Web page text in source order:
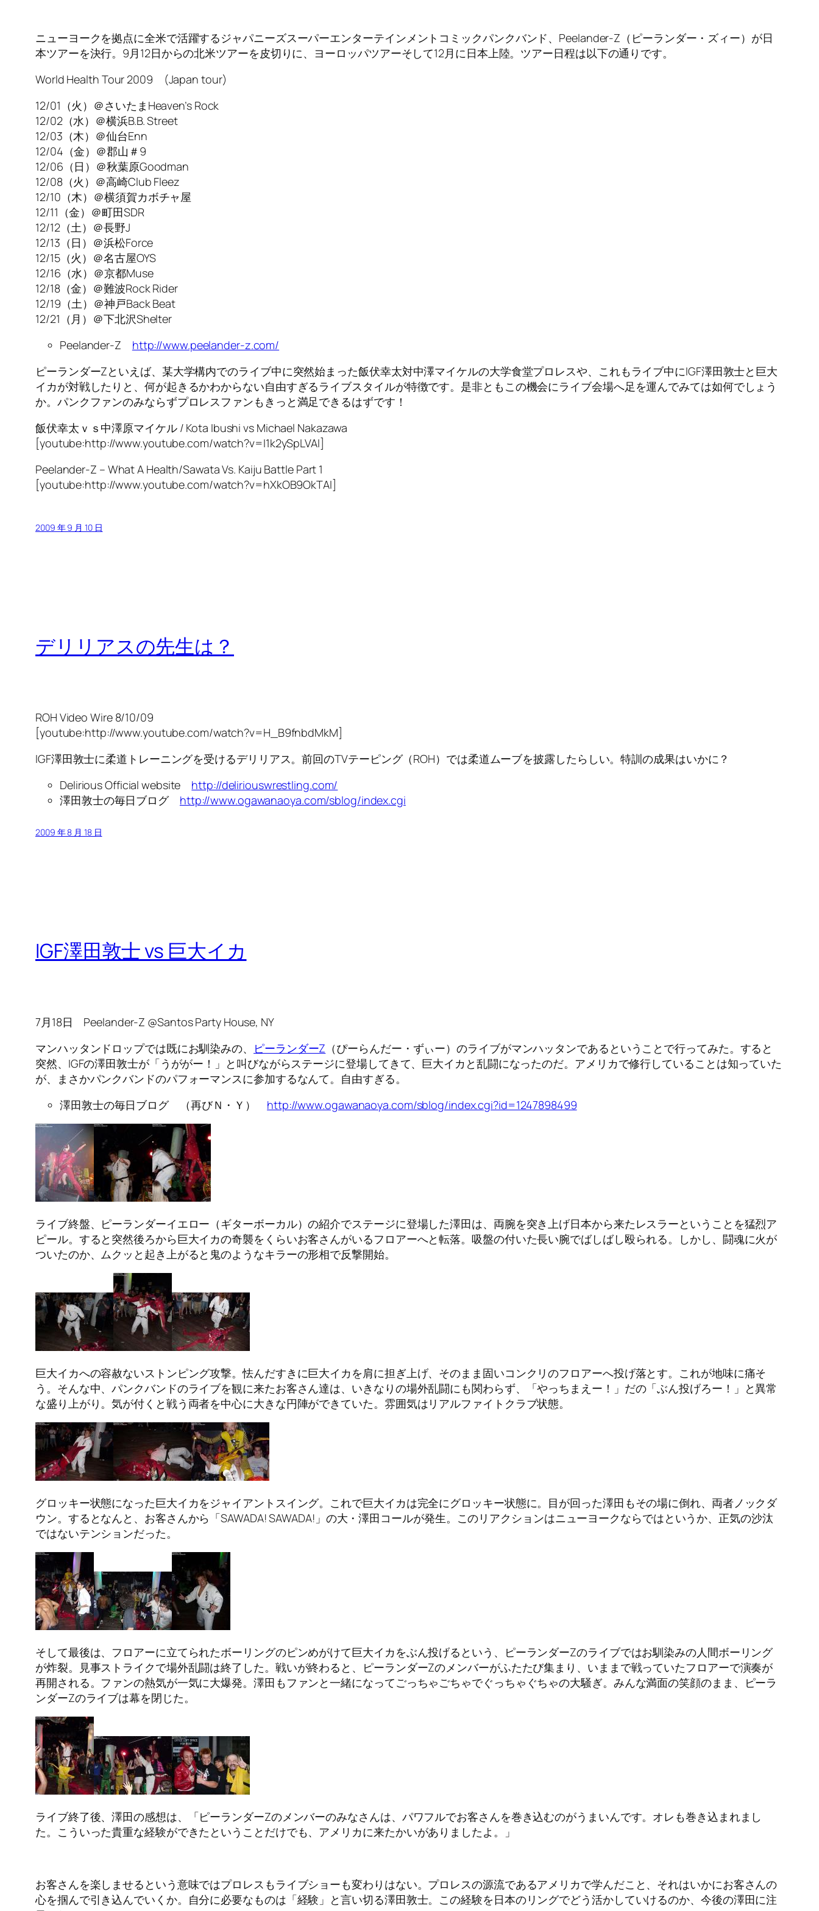
ニューヨークを拠点に全米で活躍するジャパニーズスーパーエンターテインメントコミックパンクバンド、Peelander-Z（ピーランダー・ズィー）が日
本ツアーを決行。9月12日からの北米ツアーを皮切りに、ヨーロッパツアーそして12月に日本上陸。ツアー日程は以下の通りです。
World Health Tour 2009 (Japan tour)
12/01（火）＠さいたまHeaven’s Rock
12/02（水）＠横浜B.B. Street
12/03（木）＠仙台Enn
12/04（金）＠郡山＃9
12/06（日）＠秋葉原Goodman
12/08（火）＠高崎Club Fleez
12/10（木）＠横須賀カボチャ屋
12/11（金）＠町田SDR
12/12（土）＠長野J
12/13（日）＠浜松Force
12/15（火）＠名古屋OYS
12/16（水）＠京都Muse
12/18（金）＠難波Rock Rider
12/19（土）＠神戸Back Beat
12/21（月）＠下北沢Shelter
Peelander-Z http://www.peelander-z.com/
ピーランダーZといえば、某大学構内でのライブ中に突然始まった飯伏幸太対中澤マイケルの大学食堂プロレスや、これもライブ中にIGF澤田敦士と巨大
イカが対戦したりと、何が起きるかわからない自由すぎるライブスタイルが特徴です。是非ともこの機会にライブ会場へ足を運んでみては如何でしょう
か。パンクファンのみならずプロレスファンもきっと満足できるはずです！
飯伏幸太ｖｓ中澤原マイケル / Kota Ibushi vs Michael Nakazawa
[youtube:http://www.youtube.com/watch?v=I1k2ySpLVAI]
Peelander-Z – What A Health/Sawata Vs. Kaiju Battle Part 1
[youtube:http://www.youtube.com/watch?v=hXkOB9OkTAI]
2009 年 9 月 10 日
デリリアスの先生は？
ROH Video Wire 8/10/09
[youtube:http://www.youtube.com/watch?v=H_B9fnbdMkM]
IGF澤田敦士に柔道トレーニングを受けるデリリアス。前回のTVテーピング（ROH）では柔道ムーブを披露したらしい。特訓の成果はいかに？
Delirious Official website http://deliriouswrestling.com/
澤田敦士の毎日ブログ http://www.ogawanaoya.com/sblog/index.cgi
2009 年 8 月 18 日
IGF澤田敦士 vs 巨大イカ
7月18日 Peelander-Z @Santos Party House, NY
マンハッタンドロップでは既にお馴染みの、
ピーランダーZ （ぴーらんだー・ずぃー）のライブがマンハッタンであるということで行ってみた。すると
突然、IGFの澤田敦士が「うががー！」と叫びながらステージに登場してきて、巨大イカと乱闘になったのだ。アメリカで修行していることは知っていた
が、まさかパンクバンドのパフォーマンスに参加するなんて。自由すぎる。
澤田敦士の毎日ブログ （再びＮ・Ｙ） http://www.ogawanaoya.com/sblog/index.cgi?id=1247898499
ライブ終盤、ピーランダーイエロー（ギターボーカル）の紹介でステージに登場した澤田は、両腕を突き上げ日本から来たレスラーということを猛烈ア
ピール。すると突然後ろから巨大イカの奇襲をくらいお客さんがいるフロアーへと転落。吸盤の付いた長い腕でばしばし殴られる。しかし、闘魂に火が
ついたのか、ムクッと起き上がると鬼のようなキラーの形相で反撃開始。
巨大イカへの容赦ないストンピング攻撃。怯んだすきに巨大イカを肩に担ぎ上げ、そのまま固いコンクリのフロアーへ投げ落とす。これが地味に痛そ
う。そんな中、パンクバンドのライブを観に来たお客さん達は、いきなりの場外乱闘にも関わらず、「やっちまえー！」だの「ぶん投げろー！」と異常
な盛り上がり。気が付くと戦う両者を中心に大きな円陣ができていた。雰囲気はリアルファイトクラブ状態。
グロッキー状態になった巨大イカをジャイアントスイング。これで巨大イカは完全にグロッキー状態に。目が回った澤田もその場に倒れ、両者ノックダ
ウン。するとなんと、お客さんから「SAWADA! SAWADA!」の大・澤田コールが発生。このリアクションはニューヨークならではというか、正気の沙汰
ではないテンションだった。
そして最後は、フロアーに立てられたボーリングのピンめがけて巨大イカをぶん投げるという、ピーランダーZのライブではお馴染みの人間ボーリング
が炸裂。見事ストライクで場外乱闘は終了した。戦いが終わると、ピーランダーZのメンバーがふたたび集まり、いままで戦っていたフロアーで演奏が
再開される。ファンの熱気が一気に大爆発。澤田もファンと一緒になってごっちゃごちゃでぐっちゃぐちゃの大騒ぎ。みんな満面の笑顔のまま、ピーラ
ンダーZのライブは幕を閉じた。
ライブ終了後、澤田の感想は、「ピーランダーZのメンバーのみなさんは、パワフルでお客さんを巻き込むのがうまいんです。オレも巻き込まれまし
た。こういった貴重な経験ができたということだけでも、アメリカに来たかいがありましたよ。」
お客さんを楽しませるという意味ではプロレスもライブショーも変わりはない。プロレスの源流であるアメリカで学んだこと、それはいかにお客さんの
心を掴んで引き込んでいくか。自分に必要なものは「経験」と言い切る澤田敦士。この経験を日本のリングでどう活かしていけるのか、今後の澤田に注